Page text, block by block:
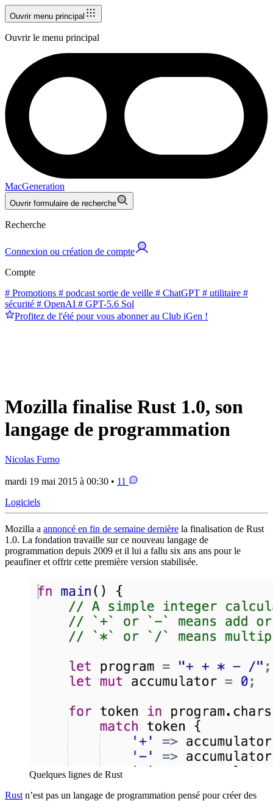
Ouvrir menu principal
Ouvrir le menu principal
MacGeneration
Ouvrir formulaire de recherche
Recherche
Connexion ou création de compte
Compte
# Promotions # podcast sortie de veille # ChatGPT # utilitaire #
sécurité # OpenAI # GPT-5.6 Sol
Profitez de l'été pour vous abonner au Club iGen !
Mozilla finalise Rust 1.0, son
langage de programmation
Nicolas Furno
mardi 19 mai 2015 à 00:30 • 11
Logiciels
Mozilla a annoncé en fin de semaine dernière la finalisation de Rust
1.0. La fondation travaille sur ce nouveau langage de
programmation depuis 2009 et il lui a fallu six ans ans pour le
peaufiner et offrir cette première version stabilisée.
Quelques lignes de Rust
Rust n’est pas un langage de programmation pensé pour créer des